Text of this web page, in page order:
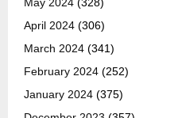
April 2024 (306)
March 2024 (341)
February 2024 (252)
January 2024 (375)